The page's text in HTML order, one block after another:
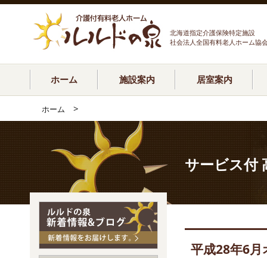
北海道指定介護保険特定施設
社会法人全国有料老人ホーム協
ホーム 施設案内 居室案内
ホーム >
サービス付
平成28年6